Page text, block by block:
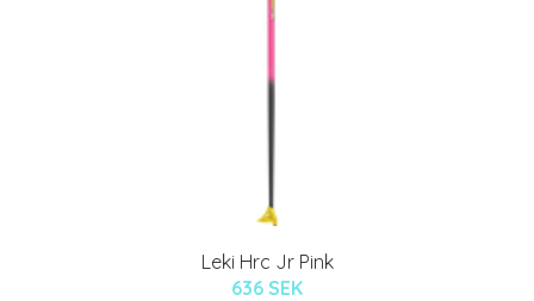
Leki Hrc Jr Pink
636 SEK